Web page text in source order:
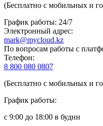
(Бесплатно с мобильных и
График работы: 24/7
Электронный адрес:
mark@mycloud.kz
По вопросам работы с
Телефон:
8 800 080 0807
(Бесплатно с мобильных и
График работы:
с 9:00 до 18:00 в будни